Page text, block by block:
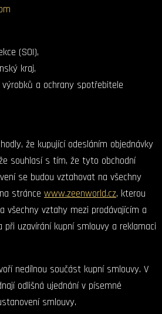
(SOI),
kraj,
a ochrany spotřebitele
že kupující odesláním objednávky
souhlasí s tím, že tyto obchodní
se budou vztahovat na všechny
stránce www.zeenworld.cz, kterou
všechny vztahy mezi prodávajícím a
při uzavírání kupní smlouvy a reklamaci
nedílnou součást kupní smlouvy. V
odlišná ujednání v písemné
smlouvy.